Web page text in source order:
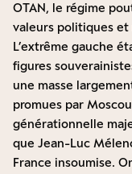
OTAN, le régime
valeurs politiques et
L’extrême gauche
figures
une masse
promues par
générationnelle
que Jean-Luc
France insoumise.